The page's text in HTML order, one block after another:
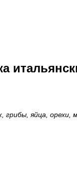
грибы, яйца, орехи,